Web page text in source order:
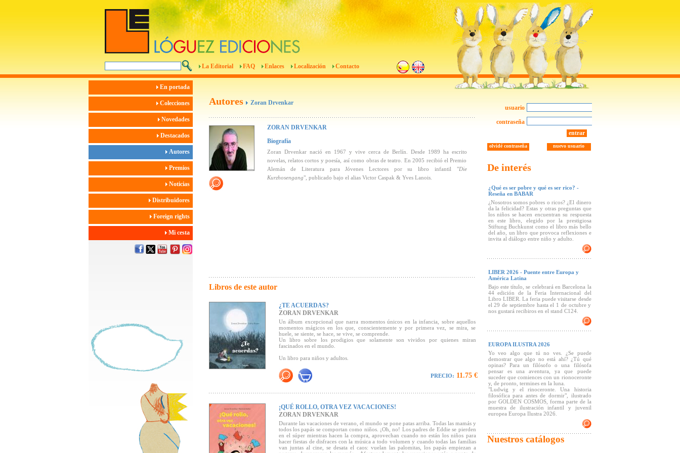
La Editorial FAQ Enlaces Localización Contacto
En portada
Colecciones
Novedades
Destacados
Autores
Premios
Noticias
Distribuidores
Foreign rights
Mi cesta
Autores Zoran Drvenkar
ZORAN DRVENKAR
Biografía
Zoran Drvenkar nació en 1967 y vive cerca de Berlín. Desde 1989 ha escrito
novelas, relatos cortos y poesía, así como obras de teatro. En 2005 recibió el Premio
Alemán de Literatura para Jóvenes Lectores por su libro infantil "Die
Kurzhosengang", publicado bajo el alias Victor Caspak & Yves Lanois.
Libros de este autor
¿TE ACUERDAS?
ZORAN DRVENKAR
Un álbum excepcional que narra momentos únicos en la infancia, sobre aquellos
momentos mágicos en los que, conscientemente y por primera vez, se mira, se
huele, se siente, se hace, se vive, se comprende.
Un libro sobre los prodigios que solamente son vividos por quienes miran
fascinados en el mundo.
Un libro para niños y adultos.
Die besten 7 Bücher für junge Leser
(Los 7 Mejores Libros para Jóvenes
Lectores)
recuerdo"(Díe Zeit).
"El año es joven todavía, pero ya está aquí su libro ilustrado más bello..."
(Frakfurter Allgemeine Zeitung, FAZ)
"...En dos sutiles y poéticos niveles gráficos, la historia refresca los recuerdos de los
PRECIO: 11.75 €
¡QUÉ ROLLO, OTRA VEZ VACACIONES!
ZORAN DRVENKAR
Durante las vacaciones de verano, el mundo se pone patas arriba. Todas las mamás y
todos los papás se comportan como niños. ¡Oh, no! Los padres de Eddie se pierden
en el súper mientras hacen la compra, aprovechan cuando no están los niños para
hacer fiestas de disfraces con la música a todo volumen y cuando todas las familias
van juntas al cine, se desata el caos: vuelan las palomitas, los papás empiezan a
usuario
contraseña
entrar
nuevo usuario
olvidé contraseña
De interés
¿Qué es ser pobre y qué es ser rico? -
Reseña en BABAR
¿Nosotros somos pobres o ricos? ¿El dinero
da la felicidad? Estas y otras preguntas que
los niños se hacen encuentran su respuesta
en este libro, elegido por la prestigiosa
Stiftung Buchkunst como el libro más bello
del año, un libro que provoca reflexiones e
invita al diálogo entre niño y adulto.
LIBER 2026 - Puente entre Europa y
América Latina
Bajo este título, se celebrará en Barcelona la
44 edición de la Feria Internacional del
Libro LIBER. La feria puede visitarse desde
el 29 de septiembre hasta el 1 de octubre y
nos gustará recibiros en el stand C124.
EUROPA ILUSTRA 2026
Yo veo algo que tú no ves. ¿Se puede
demostrar que algo no está ahí? ¿Tú qué
opinas? Para un filósofo o una filósofa
pensar es una aventura, ya que puede
suceder que comiences con un rionoceronte
y, de pronto, termines en la luna.
"Ludwig y el rinoceronte. Una historia
filosófica para antes de dormir", ilustrado
por GOLDEN COSMOS, forma parte de la
muestra de ilustración infantil y juvenil
europea Europa Ilustra 2026.
Nuestros catálogos